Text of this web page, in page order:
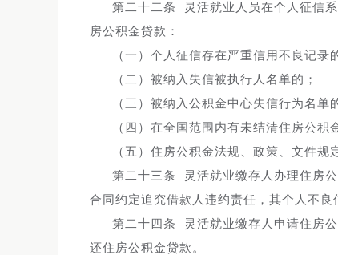
第二十二条 灵活就业人员在个人征信
房公积金贷款：
（一）个人征信存在严重信用不良记录
（二）被纳入失信被执行人名单的；
（三）被纳入公积金中心失信行为名单
（四）在全国范围内有未结清住房公积
（五）住房公积金法规、政策、文件规
第二十三条 灵活就业缴存人办理住房
合同约定追究借款人违约责任，其个人不良
第二十四条 灵活就业缴存人申请住房
还住房公积金贷款。